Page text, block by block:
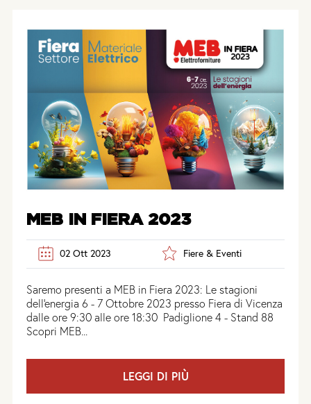
MEB IN FIERA 2023
02 Ott 2023 Fiere & Eventi
Saremo presenti a MEB in Fiera 2023: Le stagioni
dell'energia 6 - 7 Ottobre 2023 presso Fiera di Vicenza
dalle ore 9:30 alle ore 18:30 Padiglione 4 - Stand 88
Scopri MEB...
LEGGI DI PIÙ